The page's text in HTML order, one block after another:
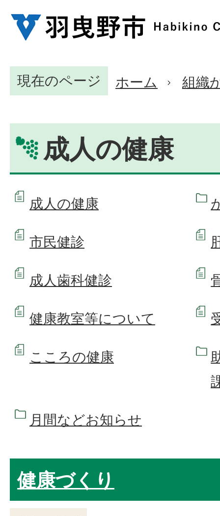
現在のページ ホーム 組織
成人の健康
成人の健康
市民健診
成人歯科健診
健康教室等について
こころの健康
月間などお知らせ
健康づくり